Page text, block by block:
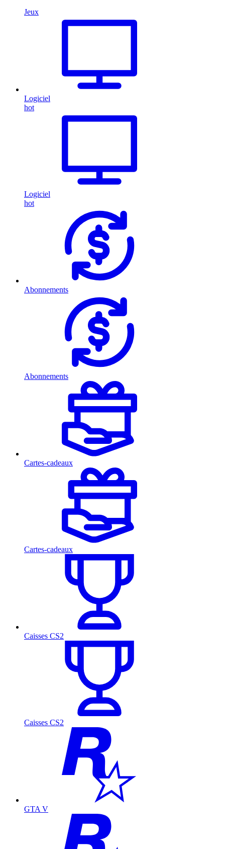
Jeux
Logiciel
hot
Logiciel
hot
Abonnements
Abonnements
Cartes-cadeaux
Cartes-cadeaux
Caisses CS2
Caisses CS2
GTA V